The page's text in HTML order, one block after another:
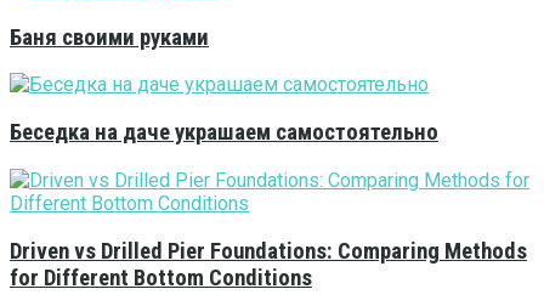
Баня своими руками
Беседка на даче украшаем самостоятельно
Driven vs Drilled Pier Foundations: Comparing Methods
for Different Bottom Conditions